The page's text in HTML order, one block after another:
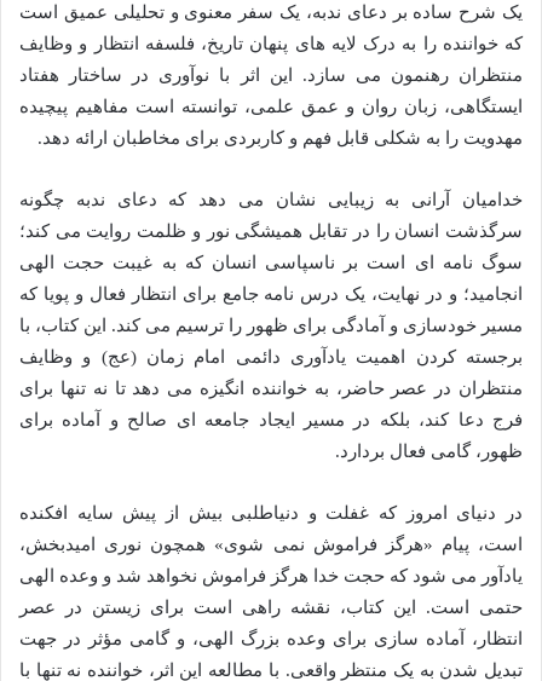
یک شرح ساده بر دعای ندبه، یک سفر معنوی و تحلیلی عمیق است
که خواننده را به درک لایه های پنهان تاریخ، فلسفه انتظار و وظایف
منتظران رهنمون می سازد. این اثر با نوآوری در ساختار هفتاد
ایستگاهی، زبان روان و عمق علمی، توانسته است مفاهیم پیچیده
مهدویت را به شکلی قابل فهم و کاربردی برای مخاطبان ارائه دهد.
خدامیان آرانی به زیبایی نشان می دهد که دعای ندبه چگونه
سرگذشت انسان را در تقابل همیشگی نور و ظلمت روایت می کند؛
سوگ نامه ای است بر ناسپاسی انسان که به غیبت حجت الهی
انجامید؛ و در نهایت، یک درس نامه جامع برای انتظار فعال و پویا که
مسیر خودسازی و آمادگی برای ظهور را ترسیم می کند. این کتاب، با
برجسته کردن اهمیت یادآوری دائمی امام زمان (عج) و وظایف
منتظران در عصر حاضر، به خواننده انگیزه می دهد تا نه تنها برای
فرج دعا کند، بلکه در مسیر ایجاد جامعه ای صالح و آماده برای
ظهور، گامی فعال بردارد.
در دنیای امروز که غفلت و دنیاطلبی بیش از پیش سایه افکنده
است، پیام «هرگز فراموش نمی شوی» همچون نوری امیدبخش،
یادآور می شود که حجت خدا هرگز فراموش نخواهد شد و وعده الهی
حتمی است. این کتاب، نقشه راهی است برای زیستن در عصر
انتظار، آماده سازی برای وعده بزرگ الهی، و گامی مؤثر در جهت
تبدیل شدن به یک منتظر واقعی. با مطالعه این اثر، خواننده نه تنها با